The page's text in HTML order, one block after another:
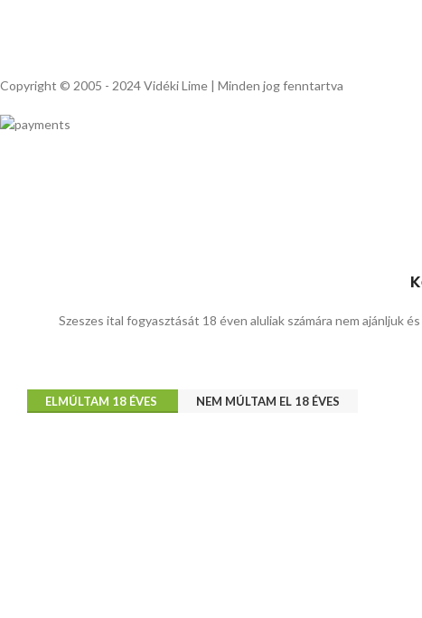
Copyright © 2005 - 2024 Vidéki Lime | Minden jog fenntartva
Szeszes ital fogyasztását 18 éven aluliak számára nem ajánljuk
ELMÚLTAM 18 ÉVES NEM MÚLTAM EL 18 ÉVES